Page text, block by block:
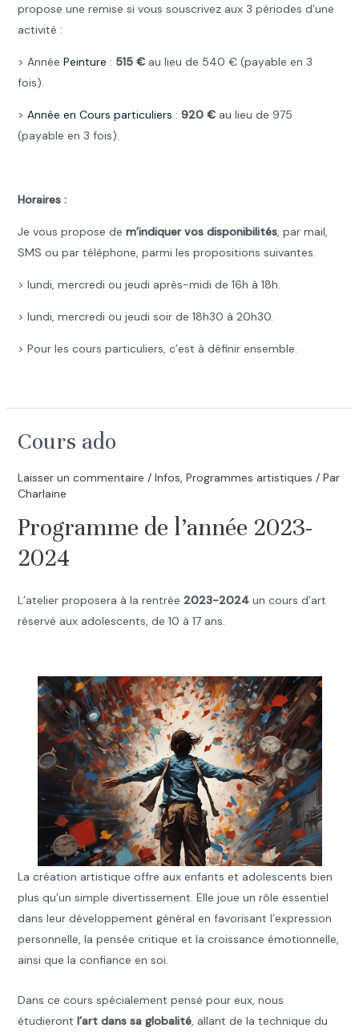
propose une remise si vous souscrivez aux 3 périodes d’une
activité :
> Année Peinture : 515 €au lieu de 540 € (payable en 3
fois).
> Année en Cours particuliers : 920 € au lieu de 975
(payable en 3 fois).
Horaires :
Je vous propose de m’indiquer vos disponibilités, par mail,
SMS ou par téléphone, parmi les propositions suivantes.
> lundi, mercredi ou jeudi après-midi de 16h à 18h.
> lundi, mercredi ou jeudi soir de 18h30 à 20h30.
> Pour les cours particuliers, c’est à définir ensemble.
Cours ado
Laisser un commentaire / Infos, Programmes artistiques / Par
Charlaine
Programme de l’année 2023-
2024
L’atelier proposera à la rentrée 2023-2024un cours d’art
réservé aux adolescents, de 10 à 17 ans.
La création artistique offre aux enfants et adolescents bien
plus qu’un simple divertissement. Elle joue un rôle essentiel
dans leur développement général en favorisant l’expression
personnelle, la pensée critique et la croissance émotionnelle,
ainsi que la confiance en soi.
Dans ce cours spécialement pensé pour eux, nous
étudieront l’art dans sa globalité, allant de la technique du